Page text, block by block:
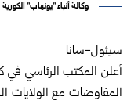
وكالة أنباء "يونهاب" الكورية
سيئول-سانا
أعلن المكتب الرئاسي في
المفاوضات مع الولايات